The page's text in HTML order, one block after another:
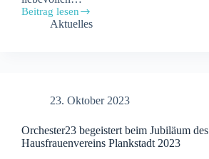
Beitrag lesen
Weihnachtsfeier
Aktuelles
23. Oktober 2023
Orchester23 begeistert beim Jubiläum des
Hausfrauenvereins Plankstadt 2023